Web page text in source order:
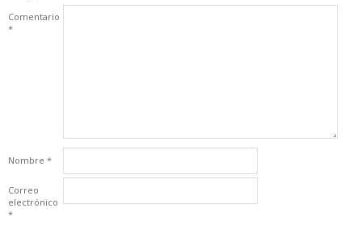
Comentario
*
Nombre *
Correo
electrónico
*